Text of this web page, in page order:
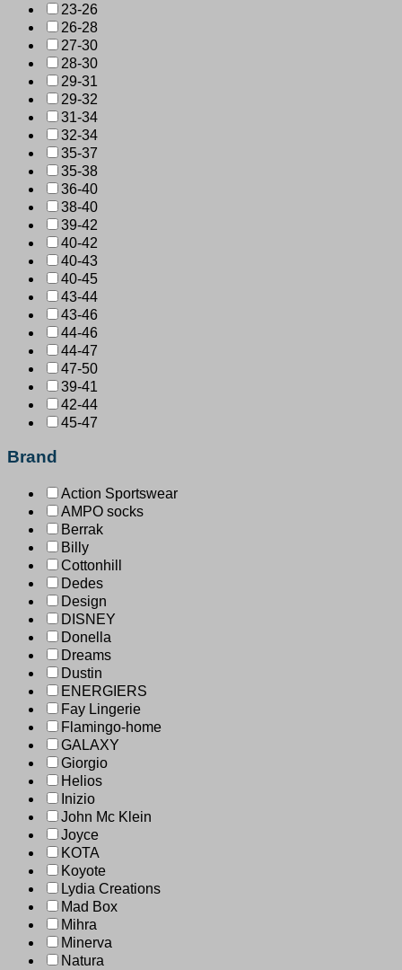
23-26
26-28
27-30
28-30
29-31
29-32
31-34
32-34
35-37
35-38
36-40
38-40
39-42
40-42
40-43
40-45
43-44
43-46
44-46
44-47
47-50
39-41
42-44
45-47
Brand
Action Sportswear
AMPO socks
Berrak
Billy
Cottonhill
Dedes
Design
DISNEY
Donella
Dreams
Dustin
ENERGIERS
Fay Lingerie
Flamingo-home
GALAXY
Giorgio
Helios
Inizio
John Mc Klein
Joyce
KOTA
Koyote
Lydia Creations
Mad Box
Mihra
Minerva
Natura